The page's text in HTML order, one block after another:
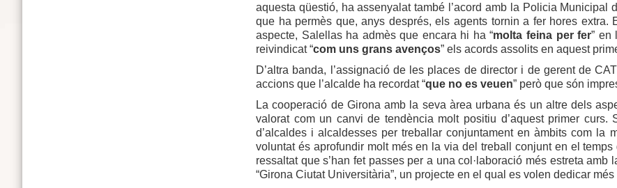
aquesta qüestió, ha assenyalat també l’acord amb la Policia Municipal
que ha permès que, anys després, els agents tornin a fer hores extra.
aspecte, Salellas ha admès que encara hi ha “molta feina per fer” en
reivindicat “com uns grans avenços” els acords assolits en aquest
D’altra banda, l’assignació de les places de director i de gerent de
accions que l’alcalde ha recordat “que no es veuen” però que són
La cooperació de Girona amb la seva àrea urbana és un altre dels
valorat com un canvi de tendència molt positiu d’aquest primer
d’alcaldes i alcaldesses per treballar conjuntament en àmbits com la
voluntat és aprofundir molt més en la via del treball conjunt en el
ressaltat que s’han fet passes per a una col·laboració més estreta
“Girona Ciutat Universitària”, un projecte en el qual es volen dedicar més